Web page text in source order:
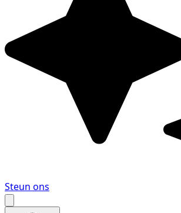
Steun ons